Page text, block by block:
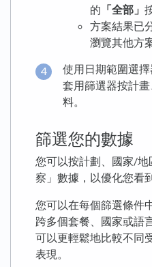
的 「全部」
方案結果已
瀏覽其他方
使用日期範圍選
套用篩選器按計
料。
篩選您的數據
您可以按計劃、國家/
察」數據，以優化您看
您可以在每個篩選條件
跨多個套餐、國家或語
可以更輕鬆地比較不同
表現。